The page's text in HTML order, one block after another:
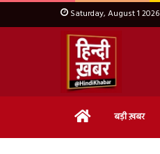
Saturday, August 1 2026
Home बड़ी ख़बर